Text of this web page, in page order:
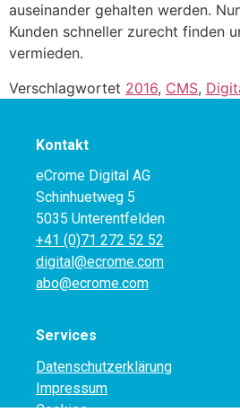
auseinander gehalten werden.
Kunden schneller zurecht finden
vermieden.
Verschlagwortet 2016, CMS,
Kontakt
eCrome Digital AG
Schinhuetweg 5
5035 Unterentfelden
+41 (0)71 272 52 52
digital@ecrome.com
abo@ecrome.com
Services
Datenschutzerklärung
Impressum